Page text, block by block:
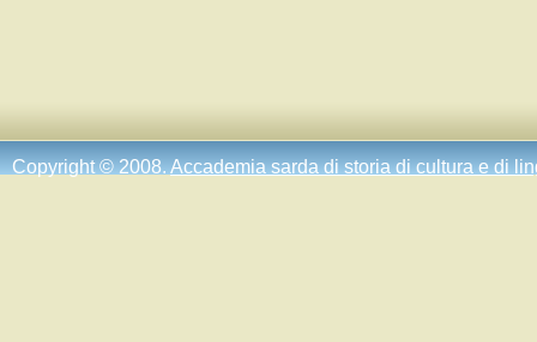
Copyright © 2008.Accademia sarda di storia di cultura e di